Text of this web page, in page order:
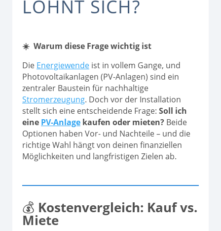
LOHNT SICH?
☀️ Warum diese Frage wichtig ist
Die Energiewende ist in vollem Gange, und
Photovoltaikanlagen (PV-Anlagen) sind ein
zentraler Baustein für nachhaltige
Stromerzeugung. Doch vor der Installation
stellt sich eine entscheidende Frage: Soll ich
eine PV-Anlage kaufen oder mieten? Beide
Optionen haben Vor- und Nachteile – und die
richtige Wahl hängt von deinen finanziellen
Möglichkeiten und langfristigen Zielen ab.
💰 Kostenvergleich: Kauf vs.
Miete